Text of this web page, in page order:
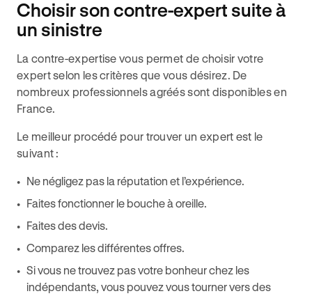
Choisir son contre-expert suite à
un sinistre
La contre-expertise vous permet de choisir votre
expert selon les critères que vous désirez. De
nombreux professionnels agréés sont disponibles en
France.
Le meilleur procédé pour trouver un expert est le
suivant :
Ne négligez pas la réputation et l’expérience.
Faites fonctionner le bouche à oreille.
Faites des devis.
Comparez les différentes offres.
Si vous ne trouvez pas votre bonheur chez les
indépendants, vous pouvez vous tourner vers des